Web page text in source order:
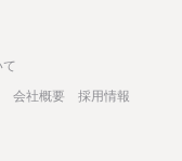
会社概要
採用情報